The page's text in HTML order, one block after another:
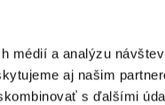
médií a analýzu
aj našim
s ďalšími
mnohých kultových diel
vedeckých publikácií.